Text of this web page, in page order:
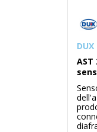
DUX
AST